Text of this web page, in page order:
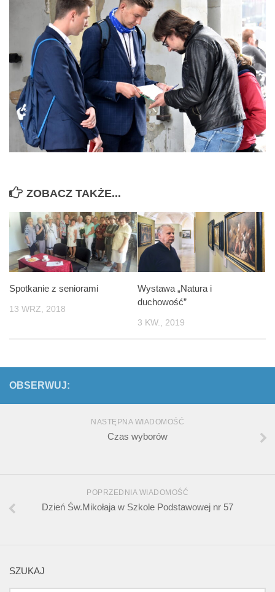
ZOBACZ TAKŻE...
Spotkanie z seniorami
13 WRZ, 2018
Wystawa „Natura i
duchowość”
3 KW., 2019
OBSERWUJ:
NASTĘPNA WIADOMOŚĆ
Czas wyborów
POPRZEDNIA WIADOMOŚĆ
Dzień Św.Mikołaja w Szkole Podstawowej nr 57
SZUKAJ